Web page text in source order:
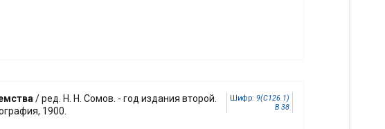
Шифр: 9(С126.1)
В 38
/ ред. Н. Н. Сомов. - год издания второй.
1900.